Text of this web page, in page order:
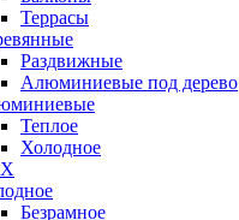
Террасы
Раздвижные
Алюминиевые под дерево
Теплое
Холодное
Безрамное